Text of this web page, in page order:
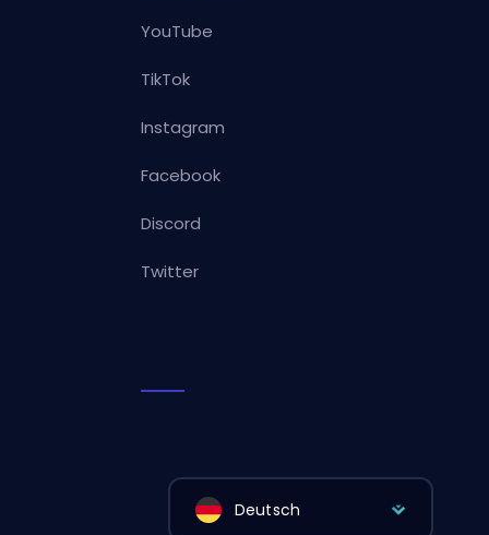
YouTube
TikTok
Instagram
Facebook
Discord
Twitter
Deutsch